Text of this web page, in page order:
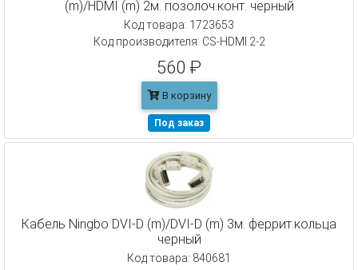
(m)/HDMI (m) 2м. позолоч.конт. черный
Код товара: 1723653
Код производителя: CS-HDMI.2-2
560 ₽
В корзину
Под заказ
Кабель Ningbo DVI-D (m)/DVI-D (m) 3м. феррит.кольца
черный
Код товара: 840681